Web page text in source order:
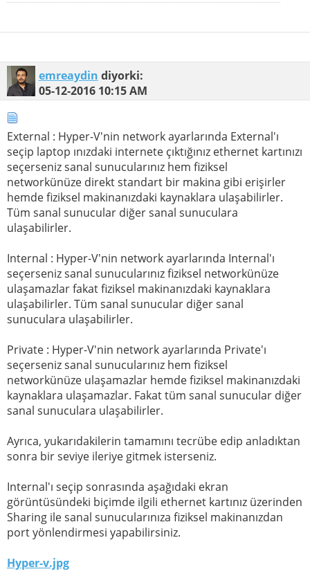
emreaydin diyorki:
05-12-2016 10:15 AM
External : Hyper-V'nin network ayarlarında External'ı
seçip laptop ınızdaki internete çıktığınız ethernet kartınızı
seçerseniz sanal sunucularınız hem fiziksel
networkünüze direkt standart bir makina gibi erişirler
hemde fiziksel makinanızdaki kaynaklara ulaşabilirler.
Tüm sanal sunucular diğer sanal sunuculara
ulaşabilirler.
Internal : Hyper-V'nin network ayarlarında Internal'ı
seçerseniz sanal sunucularınız fiziksel networkünüze
ulaşamazlar fakat fiziksel makinanızdaki kaynaklara
ulaşabilirler. Tüm sanal sunucular diğer sanal
sunuculara ulaşabilirler.
Private : Hyper-V'nin network ayarlarında Private'ı
seçerseniz sanal sunucularınız hem fiziksel
networkünüze ulaşamazlar hemde fiziksel makinanızdaki
kaynaklara ulaşamazlar. Fakat tüm sanal sunucular diğer
sanal sunuculara ulaşabilirler.
Ayrıca, yukarıdakilerin tamamını tecrübe edip anladıktan
sonra bir seviye ileriye gitmek isterseniz.
Internal'ı seçip sonrasında aşağıdaki ekran
görüntüsündeki biçimde ilgili ethernet kartınız üzerinden
Sharing ile sanal sunucularınıza fiziksel makinanızdan
port yönlendirmesi yapabilirsiniz.
Hyper-v.jpg